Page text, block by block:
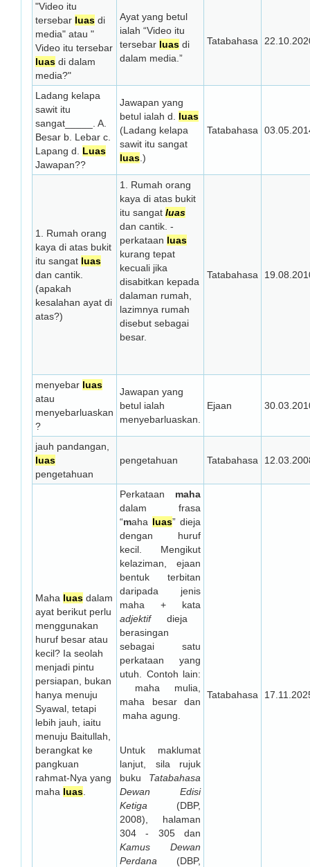
"Video itu
tersebar luas di
media" atau "
Video itu tersebar
luas di dalam
media?"
Ayat yang betul
ialah “Video itu
tersebar luas di
dalam media.”
Tatabahasa
Ladang kelapa
sawit itu
sangat_____. A.
Besar b. Lebar c.
Lapang d. Luas
Jawapan??
Jawapan yang
betul ialah d. luas
(Ladang kelapa
sawit itu sangat
luas .)
Tatabahasa
1. Rumah orang
kaya di atas bukit
itu sangat luas
dan cantik.
(apakah
kesalahan ayat di
atas?)
1. Rumah orang
kaya di atas bukit
itu sangat luas
dan cantik. -
perkataan luas
kurang tepat
kecuali jika
disabitkan kepada
dalaman rumah,
lazimnya rumah
disebut sebagai
besar.
Tatabahasa
menyebar luas
atau
menyebarluaskan
?
Jawapan yang
betul ialah
menyebarluaskan.
Ejaan
jauh pandangan,
luas
pengetahuan
pengetahuan Tatabahasa
Maha luas dalam
ayat berikut perlu
menggunakan
huruf besar atau
kecil? Ia seolah
menjadi pintu
persiapan, bukan
hanya menuju
Syawal, tetapi
lebih jauh, iaitu
menuju Baitullah,
berangkat ke
pangkuan
rahmat-Nya yang
maha luas
Perkataan maha
dalam frasa
“maha luas” dieja
dengan huruf
kecil. Mengikut
kelaziman, ejaan
bentuk terbitan
daripada jenis
maha + kata
adjektifdieja
berasingan
sebagai satu
perkataan yang
utuh. Contoh lain:
maha mulia,
maha besar dan
maha agung.
Untuk maklumat
lanjut, sila rujuk
buku Tatabahasa
Dewan Edisi
Ketiga (DBP,
2008), halaman
304 - 305 dan
Kamus Dewan
Perdana (DBP,
Tatabahasa